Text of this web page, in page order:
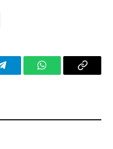
TelegramWhatsAppCopy